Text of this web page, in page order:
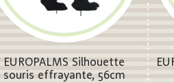
EUROPALMS Silhouette
souris effrayante, 56cm